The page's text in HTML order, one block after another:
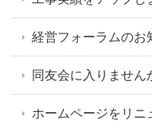
経営フォーラムのお
同友会に入りません
ホームページをリニ